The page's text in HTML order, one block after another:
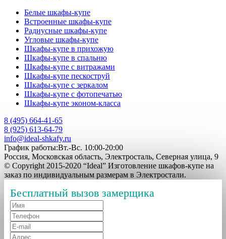
Белые шкафы-купе
Встроенные шкафы-купе
Радиусные шкафы-купе
Угловые шкафы-купе
Шкафы-купе в прихожую
Шкафы-купе в спальню
Шкафы-купе с витражами
Шкафы-купе пескоструй
Шкафы-купе с зеркалом
Шкафы-купе с фотопечатью
Шкафы-купе эконом-класса
8 (495) 664-41-65
8 (925) 613-64-79
info@ideal-shkafy.ru
График работы:Вт.-Вс. 10:00-20:00
Россия, Московская область, Электросталь, Северная улица, 9
© Copyright 2015-2020 “Ideal” Изготовление шкафов-купе на
заказ по индивидуальным размерам в Электростали.
Бесплатный вызов замерщика